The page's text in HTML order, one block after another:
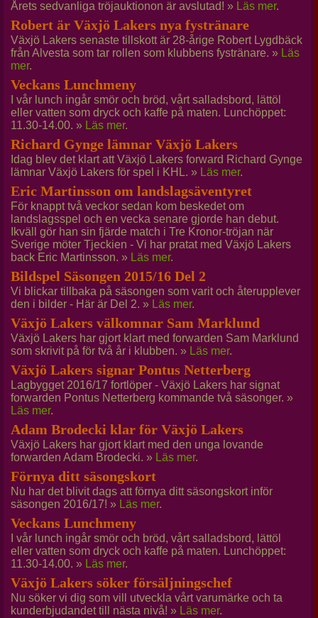
Årets sedvanliga tröjauktionon är avslutad! » Läs mer.
Robert är Växjö Lakers nya fystränare
Växjö Lakers senaste tillskott är 28-årige Robert Lygdbäck
från Alvesta som tar rollen som klubbens fystränare. » Läs
mer.
Veckans Lunchmeny
I vår lunch ingår smör och bröd, vårt salladsbord, lättöl
eller vatten som dryck och kaffe på maten. Lunchöppet:
11.30-14.00. » Läs mer.
Richard Gynge lämnar Växjö Lakers
Idag blev det klart att Växjö Lakers forward Richard Gynge
lämnar Växjö Lakers för spel i KHL. » Läs mer.
Eric Martinsson om landslagsäventyret
För knappt två veckor sedan kom beskedet om
landslagsspel och en vecka senare gjorde han debut.
Ikväll gör han sin fjärde match i Tre Kronor-tröjan när
Sverige möter Tjeckien - Vi har pratat med Växjö Lakers
back Eric Martinsson. » Läs mer.
Bildspel Säsongen 2015/16 Del 2
Vi blickar tillbaka på säsongen som varit och återupplever
den i bilder - Här är Del 2. » Läs mer.
Växjö Lakers välkomnar Sam Marklund
Växjö Lakers har gjort klart med forwarden Sam Marklund
som skrivit på för två år i klubben. » Läs mer.
Växjö Lakers signar Pontus Netterberg
Lagbygget 2016/17 fortlöper - Växjö Lakers har signat
forwarden Pontus Netterberg kommande två säsonger. »
Läs mer.
Adam Brodecki klar för Växjö Lakers
Växjö Lakers har gjort klart med den unga lovande
forwarden Adam Brodecki. » Läs mer.
Förnya ditt säsongskort
Nu har det blivit dags att förnya ditt säsongskort inför
säsongen 2016/17! » Läs mer.
Veckans Lunchmeny
I vår lunch ingår smör och bröd, vårt salladsbord, lättöl
eller vatten som dryck och kaffe på maten. Lunchöppet:
11.30-14.00. » Läs mer.
Växjö Lakers söker försäljningschef
Nu söker vi dig som vill utveckla vårt varumärke och ta
kunderbjudandet till nästa nivå! » Läs mer.